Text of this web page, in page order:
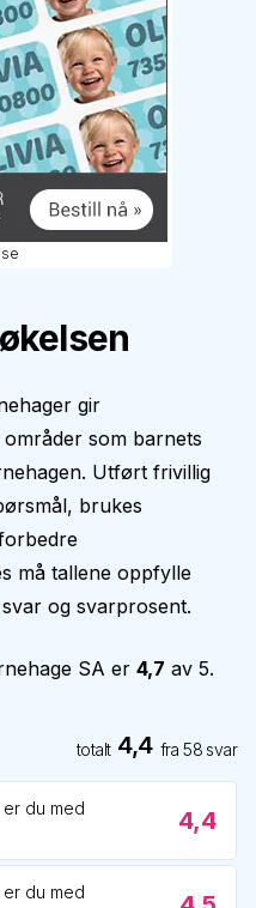
gir
som barnets
Utført frivillig
brukes
må tallene oppfylle
og svarprosent.
SA er 4,7 av 5.
totalt 4,4 fra58 svar
du med
4,4
du med